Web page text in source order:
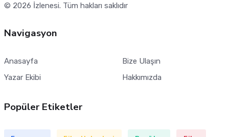
© 2026 İzlenesi. Tüm hakları saklıdır
Navigasyon
Anasayfa
Yazar Ekibi
Bize Ulaşın
Hakkımızda
Popüler Etiketler